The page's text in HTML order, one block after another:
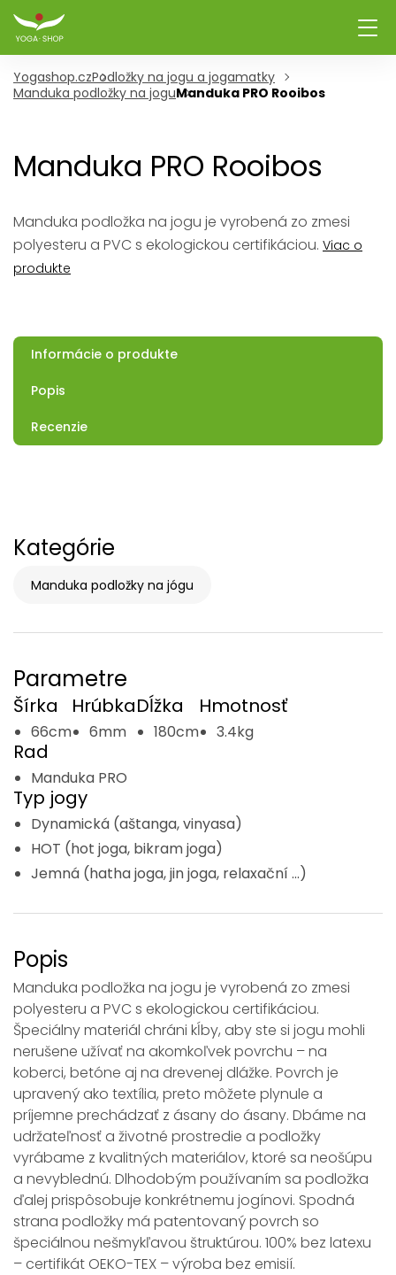
Yogashop.czPodložky na jogu a jogamatky
Manduka podložky na joguManduka PRO Rooibos
Manduka PRO Rooibos
Manduka podložka na jogu je vyrobená zo zmesi
polyesteru a PVC s ekologickou certifikáciou. Viac o
produkte
Informácie o produkte
Popis
Recenzie
Kategórie
Manduka podložky na jógu
Parametre
Šírka
66cm
Hrúbka
6mm
Dĺžka
180cm
Hmotnosť
3.4kg
Rad
Manduka PRO
Typ jogy
Dynamická (aštanga, vinyasa)
HOT (hot joga, bikram joga)
Jemná (hatha joga, jin joga, relaxační ...)
Popis
Manduka podložka na jogu je vyrobená zo zmesi
polyesteru a PVC s ekologickou certifikáciou.
Špeciálny materiál chráni kĺby, aby ste si jogu mohli
nerušene užívať na akomkoľvek povrchu – na
koberci, betóne aj na drevenej dlážke. Povrch je
upravený ako textília, preto môžete plynule a
príjemne prechádzať z ásany do ásany. Dbáme na
udržateľnosť a životné prostredie a podložky
vyrábame z kvalitných materiálov, ktoré sa neošúpu
a nevyblednú. Dlhodobým používaním sa podložka
ďalej prispôsobuje konkrétnemu jogínovi. Spodná
strana podložky má patentovaný povrch so
špeciálnou nešmykľavou štruktúrou. 100% bez latexu
– certifikát OEKO-TEX – výroba bez emisií.